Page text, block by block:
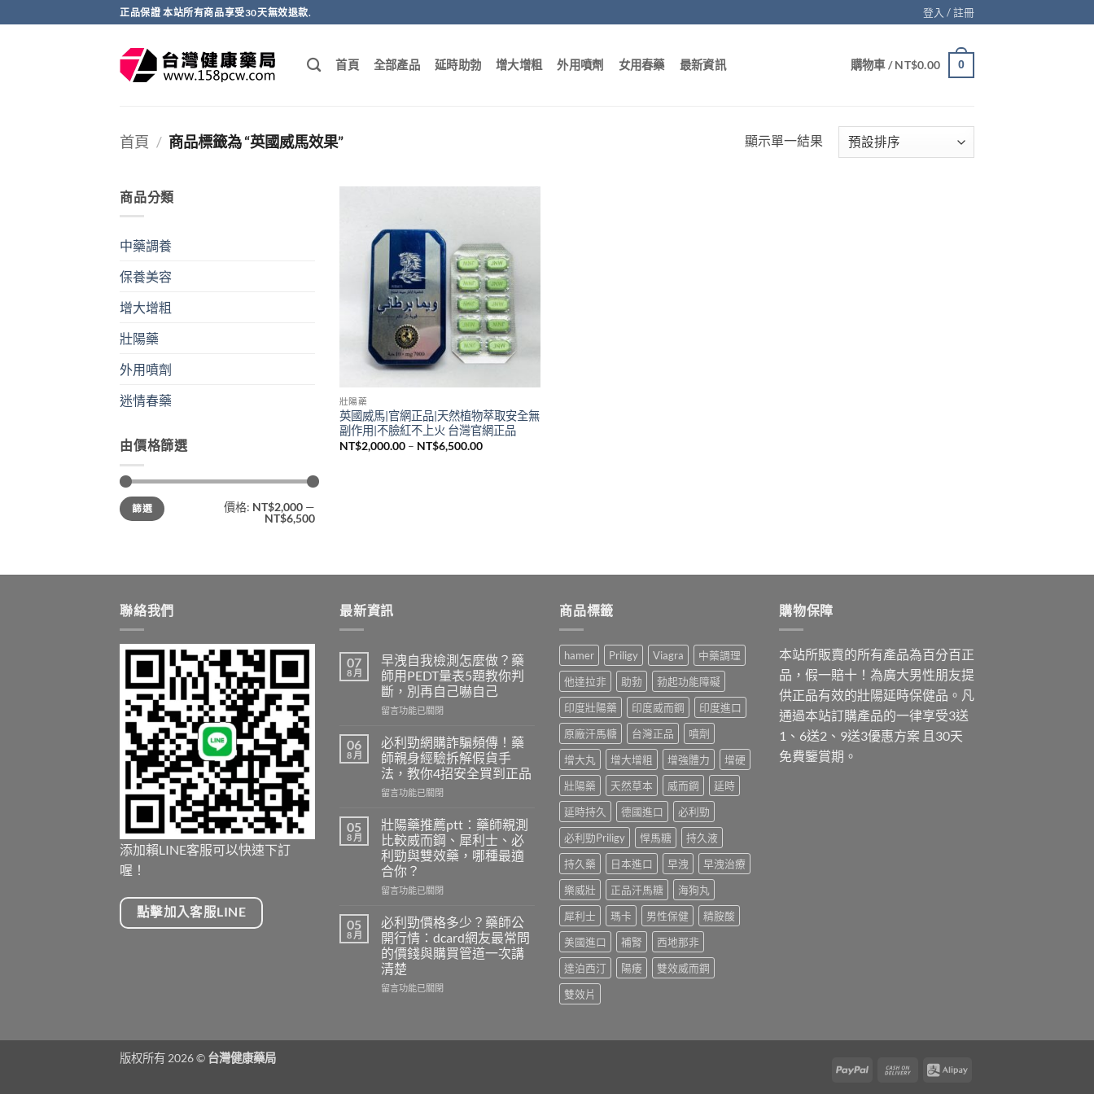
轉
正品保證 本站所有商品享受30天無效退款. 登入 / 註冊
首頁 全部產品 延時助勃 增大增粗 外用噴劑 女用春藥 最新資訊 購物車 /NT$0.00 0
首頁 / 商品標籤為 “英國威馬效果” 顯示單一結果
商品分類
中藥調養
保養美容
增大增粗
壯陽藥
外用噴劑
迷情春藥
由價格篩選
最
低
價
最
高
價
篩選 價格: NT$2,000 —
NT$6,500
壯陽藥
英國威馬|官網正品|天然植物萃取安全無
副作用|不臉紅不上火 台灣官網正品
NT$2,000.00 – NT$6,500.00價
聯絡我們
添加賴LINE客服可以快速下訂
喔！
點擊加入客服LINE
最新資訊
07
8 月
早洩自我檢測怎麼做？藥
師用PEDT量表5題教你判
斷，別再自己嚇自己
在
洩
自
我
檢
測
麼
做？
藥
師
用
PEDT
表
5
題
教
你
判
自
留言功能已關閉
06
8 月
必利勁網購詐騙頻傳！藥
師親身經驗拆解假貨手
法，教你4招安全買到正品
在
利
勁
網
購
詐
騙
傳！
藥
師
親
身
經
假
留言功能已關閉
05
8 月
壯陽藥推薦ptt：藥師親測
比較威而鋼、犀利士、必
利勁與雙效藥，哪種最適
合你？
在
陽
藥
推
薦
ptt：
藥
比
留言功能已關閉
05
8 月
必利勁價格多少？藥師公
開行情：dcard網友最常問
的價錢與購買管道一次講
清楚
在
價
留言功能已關閉
商品標籤
hamer Priligy Viagra
中藥調理
他達拉非
助勃
勃起功能障礙
印度壯陽藥
印度威而鋼
印度進口
原廠汗馬糖
台灣正品
噴劑
增大丸
增大增粗 增強體力
增硬
壯陽藥
天然草本 威而鋼
延時
延時持久
德國進口
必利勁
必利勁Priligy
悍馬糖
持久液
持久藥
日本進口 早洩
早洩治療
樂威壯
正品汗馬糖
海狗丸
犀利士
瑪卡 男性保健
精胺酸
美國進口
補腎
西地那非
達泊西汀
陽痿
雙效威而鋼
雙效片
購物保障
本站所販賣的所有產品為百分百正
品，假一賠十！為廣大男性朋友提
供正品有效的壯陽延時保健品。凡
通過本站訂購產品的一律享受3送
1、6送2、9送3優惠方案 且30天
免費鑒賞期。
PayPal
Cash
Alipay
版权所有 2026 © 台灣健康藥局